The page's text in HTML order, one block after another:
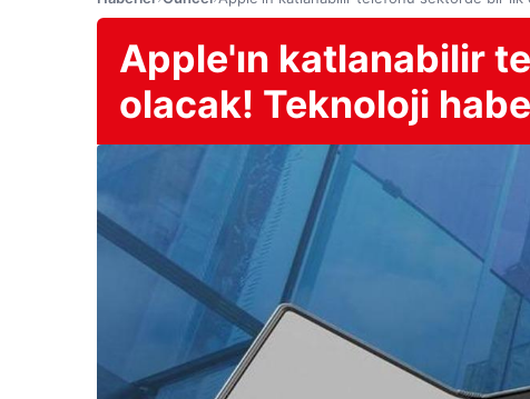
Apple'ın katlanabilir
olacak! Teknoloji